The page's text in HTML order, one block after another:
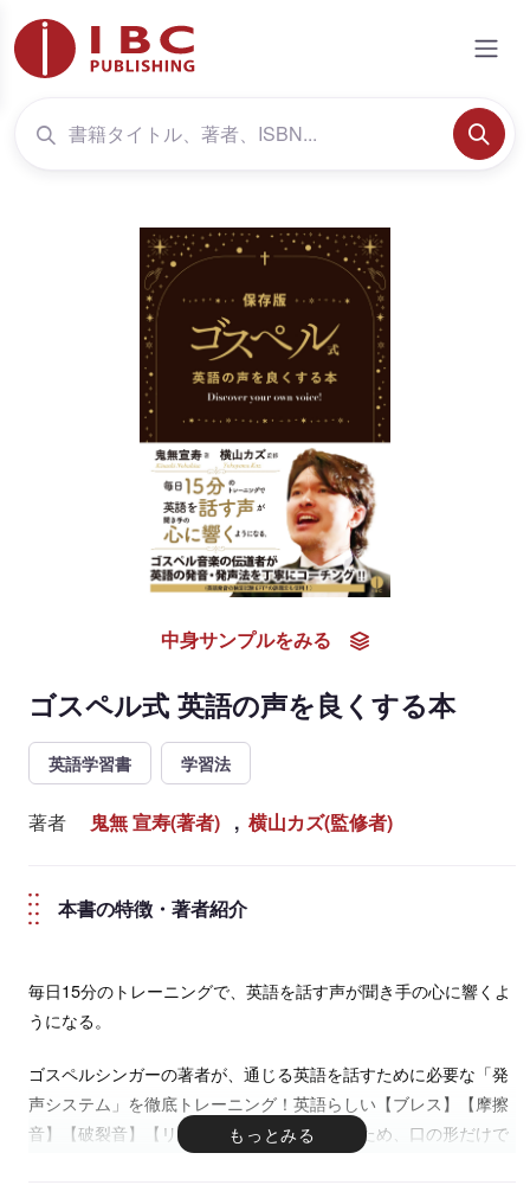
中身サンプルをみる
ゴスペル式 英語の声を良くする本
英語学習書 学習法
著者 鬼無 宣寿(著者) , 横山カズ(監修者)
本書の特徴・著者紹介
毎日15分のトレーニングで、英語を話す声が聞き手の心に響くよ
うになる。
ゴスペルシンガーの著者が、通じる英語を話すために必要な「発
声システム」を徹底トレーニング！英語らしい【ブレス】【摩擦
音】【破裂音】【リズム】などを手に入れるため、口の形だけで